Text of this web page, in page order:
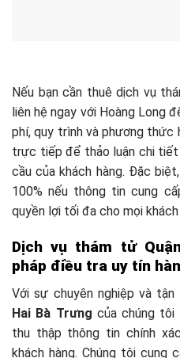
Nếu bạn cần thuê dịch vụ
liên hệ ngay với Hoàng Long
phí, quy trình và phương thức
trực tiếp để thảo luận chi
cầu của khách hàng. Đặc
100% nếu thông tin cung
quyền lợi tối đa cho mọi khách
Dịch vụ thám tử
pháp điều tra uy tín
Với sự chuyên nghiệp và tận
Hai Bà Trưng của chúng tôi
thu thập thông tin chính
khách hàng. Chúng tôi cung